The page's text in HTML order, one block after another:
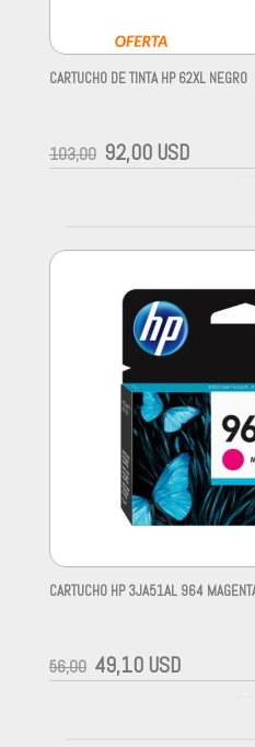
CARTUCHO DE TINTA HP 62XL NEGRO
103,00 92,00 USD
CARTUCHO HP 3JA51AL 964
56,00 49,10 USD